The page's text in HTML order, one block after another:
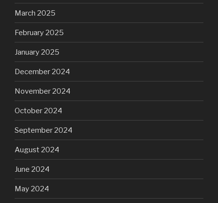
March 2025
February 2025
January 2025
December 2024
November 2024
October 2024
September 2024
August 2024
June 2024
May 2024